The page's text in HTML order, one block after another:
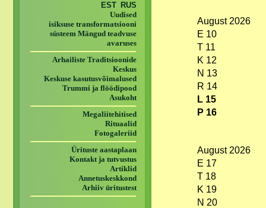
August 2026
E 10
T 11
K 12
N 13
R 14
L 15
P 16
August 2026
E 17
T 18
K 19
N 20
EST RUS
Uudised
isiksuse transformatsiooni
süsteem Mängud teadvuse
avaruses
Arhailiste Traditsioonide
Keskus
Keskuse kasutusvõimalused
Trummi ja flöödipood
Asukoht
Megaliitehitised
Rituaalid
Fotogaleriid
Ürituste aastaplaan
Kontakt ja tutvustus
Artiklid
Annetuskeskkond
Arhiiv üritustest